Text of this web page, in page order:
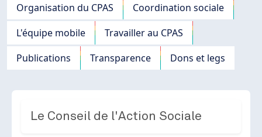
Organisation du CPAS
Coordination sociale
L'équipe mobile
Travailler au CPAS
Publications
Transparence Dons et legs
Le Conseil de l'Action Sociale